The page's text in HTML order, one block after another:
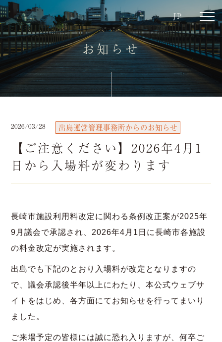
JP
お知らせ
2026/03/28 出島運営管理事務所からのお知らせ
【ご注意ください】2026年4月1
日から入場料が変わります
長崎市施設利用料改定に関わる条例改正案が2025年
9月議会で承認され、2026年4月1日に長崎市各施設
の料金改定が実施されます。
出島でも下記のとおり入場料が改定となりますの
で、議会承認後半年以上にわたり、本公式ウェブサ
イトをはじめ、各方面にてお知らせを行ってまいり
ました。
ご来場予定の皆様には誠に恐れ入りますが、何卒ご